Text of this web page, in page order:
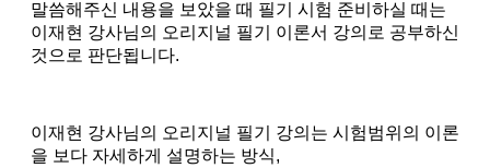
말씀해주신 내용을 보았을 때 필기 시험 준비하실 때는
이재현 강사님의 오리지널 필기 이론서 강의로 공부하신
것으로 판단됩니다.
이재현 강사님의 오리지널 필기 강의는 시험범위의 이론
을 보다 자세하게 설명하는 방식,